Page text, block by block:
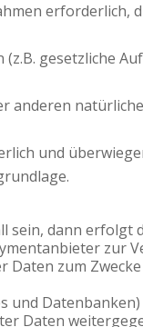
erforderlich,
gesetzliche
anderen
und
sein, dann erfolgt
zur
zum
und
Daten